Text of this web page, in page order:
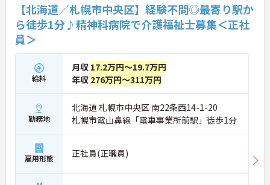
【北海道／札幌市中央区】経験不問◎最寄り駅か
ら徒歩1分♪精神科病院で介護福祉士募集＜正社
員＞
給料
月収 17.2万円～19.7万円
年収 276万円～311万円
勤務地
北海道 札幌市中央区 南22条西14-1-20
札幌市電山鼻線「電車事業所前駅」徒歩1分
雇用形態 正社員(正職員)